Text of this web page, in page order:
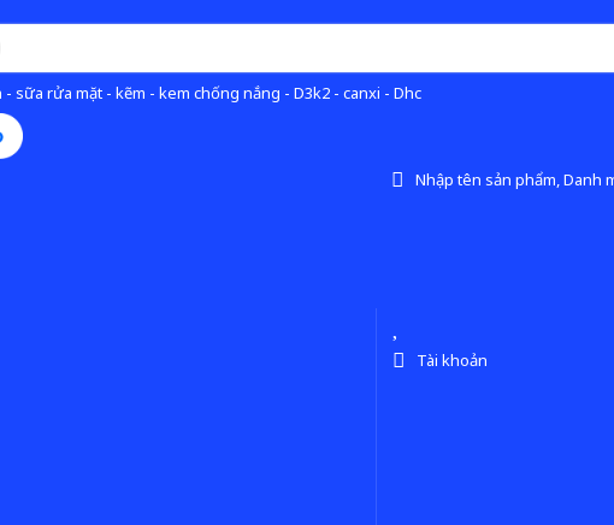
sữa rửa mặt - kẽm - kem chống nắng - D3k2 - canxi - Dhc
Nhập tên sản phẩm, Danh
Tài khoản